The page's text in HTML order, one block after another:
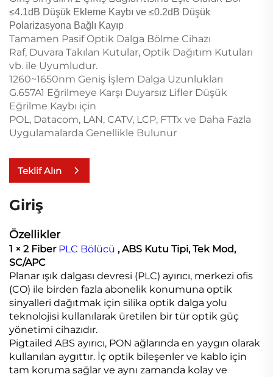
≤4.1dB Düşük Ekleme Kaybı ve ≤0.2dB Düşük
Polarizasyona Bağlı Kayıp
Tamamen Pasif Optik Dalga Bölme Cihazı
Raf, Duvara Takılan Kutular, Optik Dağıtım Kutuları
vb. ile Uyumludur.
1260~1650nm Geniş İşlem Dalga Uzunlukları
G.657A1 Eğrilmeye Karşı Duyarsız Lifler Düşük
Eğrilme Kaybı için
POL, Datacom, LAN, CATV, LCP, FTTx ve Daha Fazla
Uygulamalarda Genellikle Bulunur
Teklif Alın
Giriş
Özellikler
1 × 2 Fiber PLC Bölücü , ABS Kutu Tipi, Tek Mod,
SC/APC
Planar ışık dalgası devresi (PLC) ayırıcı, merkezi ofis
(CO) ile birden fazla abonelik konumuna optik
sinyalleri dağıtmak için silika optik dalga yolu
teknolojisi kullanılarak üretilen bir tür optik güç
yönetimi cihazıdır.
Pigtailed ABS ayırıcı, PON ağlarında en yaygın olarak
kullanılan aygıttır. İç optik bileşenler ve kablo için
tam koruma sağlar ve aynı zamanda kolay ve